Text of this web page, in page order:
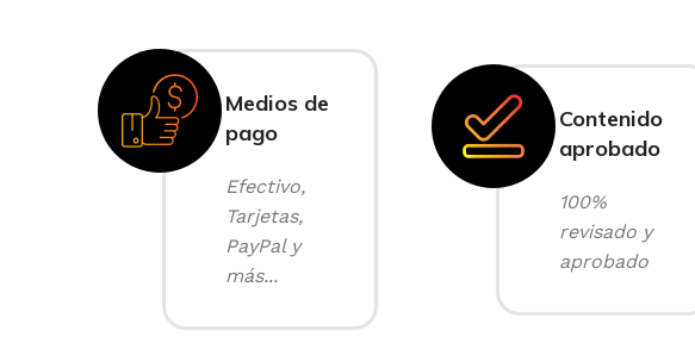
Medios de
pago
Efectivo,
Tarjetas,
PayPal y
más...
Contenido
aprobado
100%
revisado y
aprobado